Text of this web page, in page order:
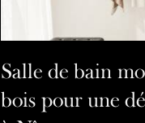
Salle de bain
bois pour une